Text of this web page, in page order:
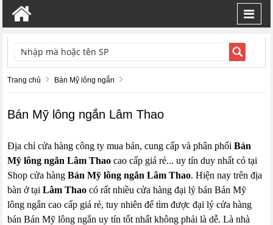
TÌM KIẾM
Trang chủ Bán Mỹ lông ngắn
Bán Mỹ lông ngắn Lâm Thao
Địa chỉ cửa hàng công ty mua bán, cung cấp và phân phốiBán
Mỹ lông ngắn Lâm Thao cao cấp giá rẻ... uy tín duy nhất có tại
Shop cửa hàngBán Mỹ lông ngắn Lâm Thao. Hiện nay trên địa
bàn ở tạiLâm Thao có rất nhiều cửa hàng đại lý bán Bán Mỹ
lông ngắn cao cấp giá rẻ, tuy nhiên để tìm được đại lý cửa hàng
bán Bán Mỹ lông ngắn uy tín tốt nhất không phải là dễ. Là nhà